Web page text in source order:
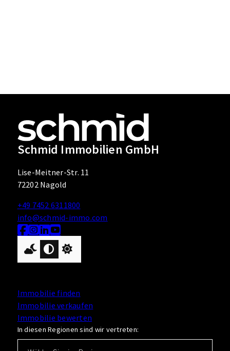
Schmid Immobilien GmbH
Lise-Meitner-Str. 11
72202 Nagold
+49 7452 6311800
info@schmid-immo.com
In diesen Regionen sind wir vertreten:
Immobilie finden
Immobilie verkaufen
Immobilie bewerten